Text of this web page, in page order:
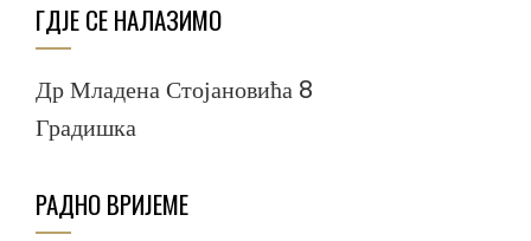
ГДЈЕ СЕ НАЛАЗИМО
Др Младена Стојановића 8
Градишка
РАДНО ВРИЈЕМЕ